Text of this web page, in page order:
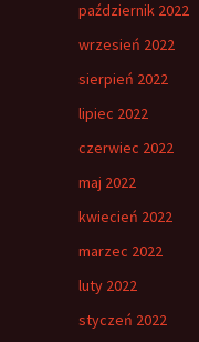
październik 2022
wrzesień 2022
sierpień 2022
lipiec 2022
czerwiec 2022
maj 2022
kwiecień 2022
marzec 2022
luty 2022
styczeń 2022